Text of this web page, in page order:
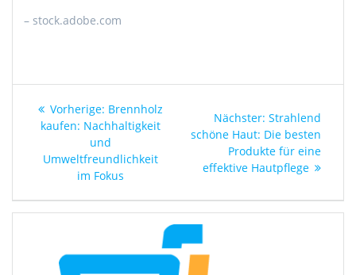
– stock.adobe.com
Beitragsnavigation
Vorherige: Vorheriger
Beitrag:
Brennholz
kaufen: Nachhaltigkeit
und
Umweltfreundlichkeit
im Fokus
Nächster: Nächster
Beitrag:
Strahlend
schöne Haut: Die besten
Produkte für eine
effektive Hautpflege